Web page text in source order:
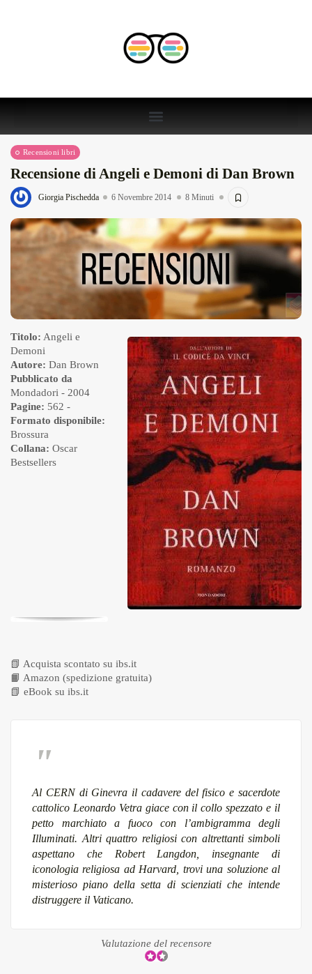
Recensioni libri
Recensione di Angeli e Demoni di Dan Brown
Giorgia Pischedda 6 Novembre 2014 8 Minuti
Titolo: Angeli e
Demoni
Autore: Dan Brown
Pubblicato da
Mondadori - 2004
Pagine: 562 -
Formato disponibile:
Brossura
Collana: Oscar
Bestsellers
📗 Acquista scontato su ibs.it
📙 Amazon (spedizione gratuita)
📗 eBook su ibs.it
Al CERN di Ginevra il cadavere del fisico e sacerdote
cattolico Leonardo Vetra giace con il collo spezzato e il
petto marchiato a fuoco con l’ambigramma degli
Illuminati. Altri quattro religiosi con altrettanti simboli
aspettano che Robert Langdon, insegnante di
iconologia religiosa ad Harvard, trovi una soluzione al
misterioso piano della setta di scienziati che intende
distruggere il Vaticano.
Valutazione del recensore